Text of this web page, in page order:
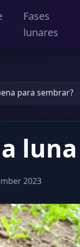
Fases
lunares
para sembrar?
2023